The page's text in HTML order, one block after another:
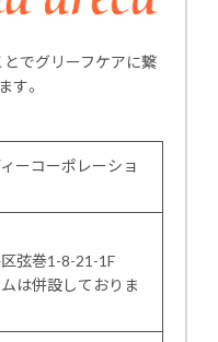
でグリーフケアに繋
す。
ーコーポレーショ
弦巻1-8-21-1F
は併設しておりま